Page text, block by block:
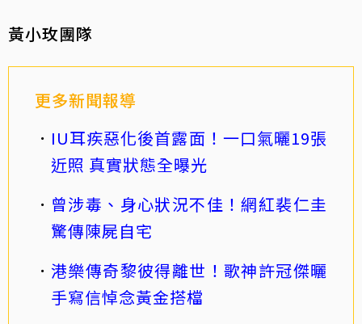
黃小玫團隊
更多新聞報導
IU耳疾惡化後首露面！一口氣曬19張
近照 真實狀態全曝光
曾涉毒、身心狀況不佳！網紅裴仁圭
驚傳陳屍自宅
港樂傳奇黎彼得離世！歌神許冠傑曬
手寫信悼念黃金搭檔